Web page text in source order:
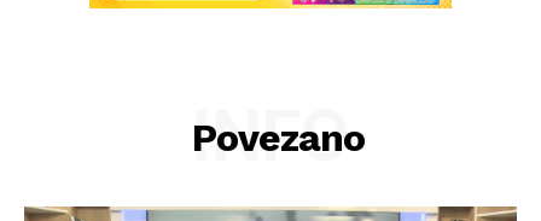
Povezano
INFO